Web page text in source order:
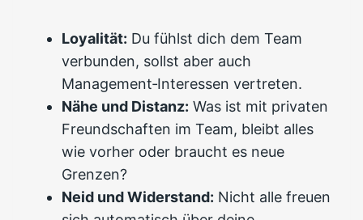
Loyalität: Du fühlst dich dem Team
verbunden, sollst aber auch
Management‑Interessen vertreten.
Nähe und Distanz: Was ist mit privaten
Freundschaften im Team, bleibt alles
wie vorher oder braucht es neue
Grenzen?
Neid und Widerstand: Nicht alle freuen